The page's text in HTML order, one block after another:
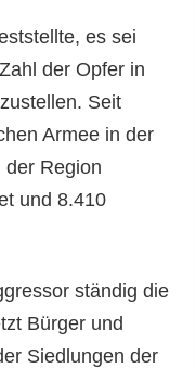
es sei
der Opfer in
Seit
Armee in der
der Region
und 8.410
ständig die
Bürger und
Siedlungen der